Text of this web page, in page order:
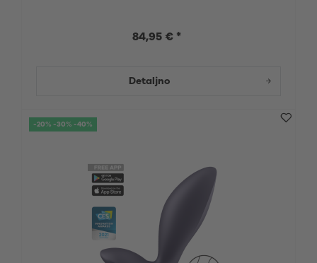
84,95 € *
Detaljno
-20% -30% -40%